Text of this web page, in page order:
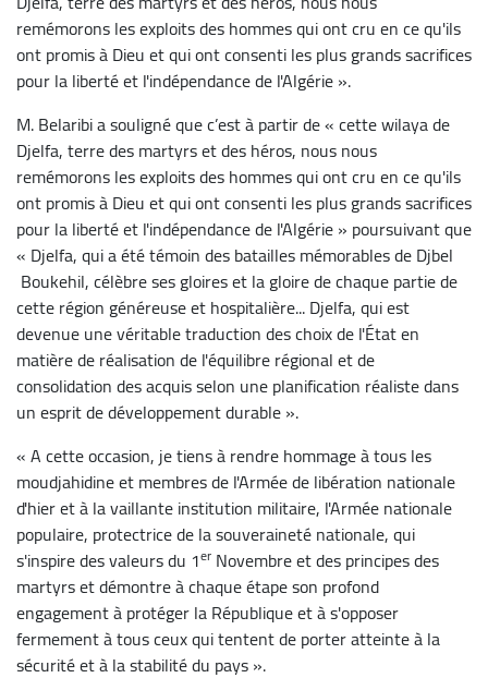
remémorons les exploits des hommes qui ont cru en ce qu'ils
ont promis à Dieu et qui ont consenti les plus grands sacrifices
pour la liberté et l'indépendance de l'Algérie ».
M. Belaribi a souligné que c’est à partir de « cette wilaya de
Djelfa, terre des martyrs et des héros, nous nous
remémorons les exploits des hommes qui ont cru en ce qu'ils
ont promis à Dieu et qui ont consenti les plus grands sacrifices
pour la liberté et l'indépendance de l'Algérie » poursuivant que
« Djelfa, qui a été témoin des batailles mémorables de Djbel
Boukehil, célèbre ses gloires et la gloire de chaque partie de
cette région généreuse et hospitalière... Djelfa, qui est
devenue une véritable traduction des choix de l'État en
matière de réalisation de l'équilibre régional et de
consolidation des acquis selon une planification réaliste dans
un esprit de développement durable ».
« A cette occasion, je tiens à rendre hommage à tous les
moudjahidine et membres de l'Armée de libération nationale
d'hier et à la vaillante institution militaire, l'Armée nationale
populaire, protectrice de la souveraineté nationale, qui
s'inspire des valeurs du 1er Novembre et des principes des
martyrs et démontre à chaque étape son profond
engagement à protéger la République et à s'opposer
fermement à tous ceux qui tentent de porter atteinte à la
sécurité et à la stabilité du pays ».